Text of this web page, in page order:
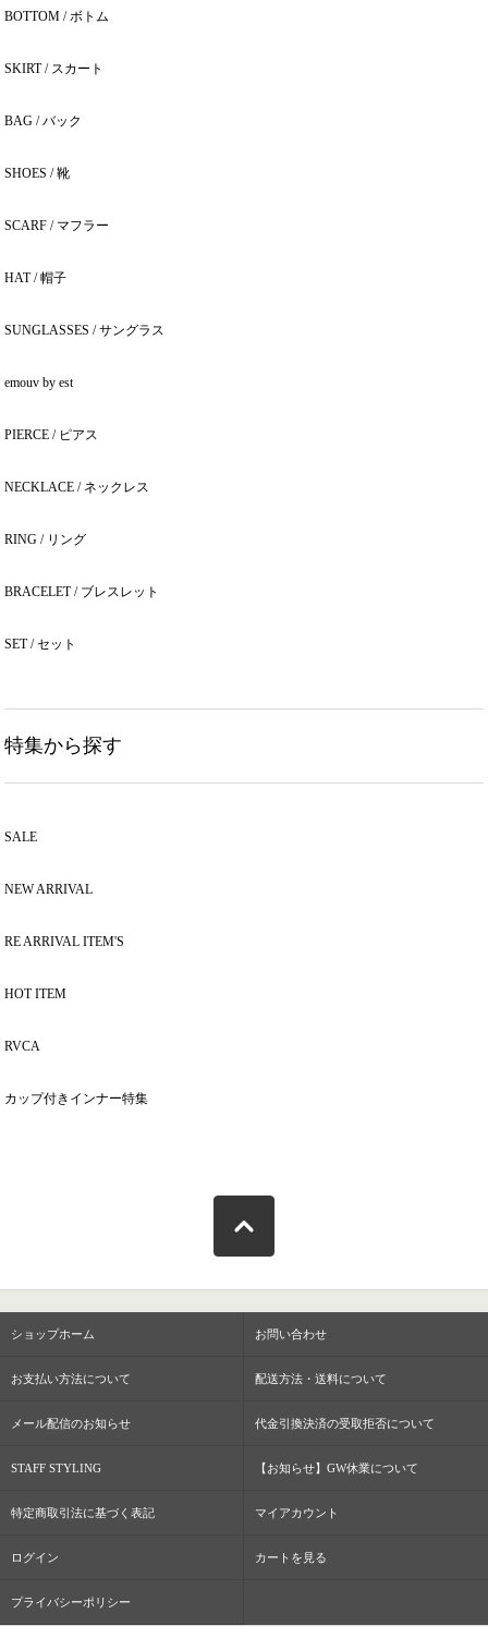
BOTTOM / ボトム
SKIRT / スカート
BAG / バック
SHOES / 靴
SCARF / マフラー
HAT / 帽子
SUNGLASSES / サングラス
emouv by est
PIERCE / ピアス
NECKLACE / ネックレス
RING / リング
BRACELET / ブレスレット
SET / セット
特集から探す
SALE
NEW ARRIVAL
RE ARRIVAL ITEM'S
HOT ITEM
RVCA
カップ付きインナー特集
ショップホーム お問い合わせ
お支払い方法について 配送方法・送料について
メール配信のお知らせ 代金引換決済の受取拒否について
STAFF STYLING 【お知らせ】GW休業について
特定商取引法に基づく表記 マイアカウント
ログイン カートを見る
プライバシーポリシー